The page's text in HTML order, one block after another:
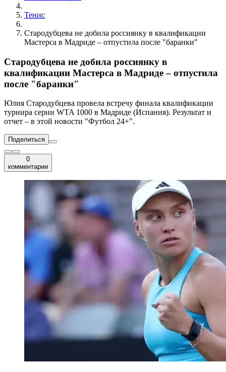
Тенис
Стародубцева не добила россиянку в квалификации
Мастерса в Мадриде – отпустила после "баранки"
Стародубцева не добила россиянку в
квалификации Мастерса в Мадриде – отпустила
после "баранки"
Юлия Стародубцева провела встречу финала квалификации
турнира серии WTA 1000 в Мадриде (Испания). Результат и
отчет – в этой новости "Футбол 24+".
Поделиться
0
комментарии